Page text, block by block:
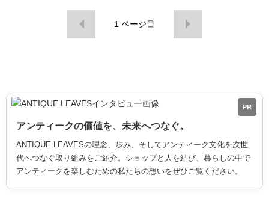
1 ページ目
PR
アンティークの価値を、未来へつなぐ。
ANTIQUE LEAVESの理念、歩み、そしてアンティーク文化を次世
代へつなぐ取り組みをご紹介。ショップと人を結び、暮らしの中で
アンティークを楽しむための私たちの想いをぜひご覧ください。